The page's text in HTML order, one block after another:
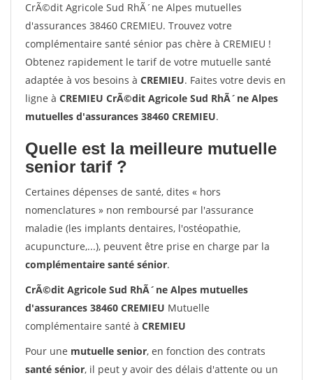
CrÃ©dit Agricole Sud RhÃ´ne Alpes mutuelles
d'assurances 38460 CREMIEU. Trouvez votre
complémentaire santé sénior pas chère à CREMIEU !
Obtenez rapidement le tarif de votre mutuelle santé
adaptée à vos besoins à CREMIEU. Faites votre devis en
ligne à CREMIEU CrÃ©dit Agricole Sud RhÃ´ne Alpes
mutuelles d'assurances 38460 CREMIEU.
Quelle est la meilleure mutuelle
senior tarif ?
Certaines dépenses de santé, dites « hors
nomenclatures » non remboursé par l'assurance
maladie (les implants dentaires, l'ostéopathie,
acupuncture,...), peuvent être prise en charge par la
complémentaire santé sénior.
CrÃ©dit Agricole Sud RhÃ´ne Alpes mutuelles
d'assurances 38460 CREMIEU Mutuelle
complémentaire santé à CREMIEU
Pour une mutuelle senior, en fonction des contrats
santé sénior, il peut y avoir des délais d'attente ou un